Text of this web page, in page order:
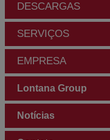
DESCARGAS
SERVIÇOS
EMPRESA
Lontana Group
Notícias